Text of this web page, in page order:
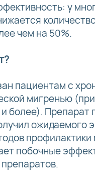
у
чем на 50%.
пациентам с
мигренью
более). Препарат
ожидаемого
профилактики
побочные